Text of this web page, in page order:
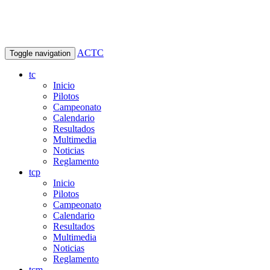
Toggle navigation ACTC
tc
Inicio
Pilotos
Campeonato
Calendario
Resultados
Multimedia
Noticias
Reglamento
tcp
Inicio
Pilotos
Campeonato
Calendario
Resultados
Multimedia
Noticias
Reglamento